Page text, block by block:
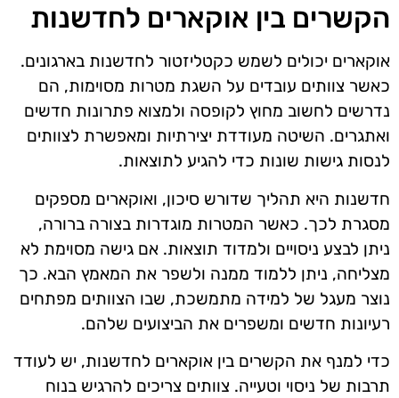
הקשרים בין אוקארים לחדשנות
אוקארים יכולים לשמש כקטליזטור לחדשנות בארגונים.
כאשר צוותים עובדים על השגת מטרות מסוימות, הם
נדרשים לחשוב מחוץ לקופסה ולמצוא פתרונות חדשים
ואתגרים. השיטה מעודדת יצירתיות ומאפשרת לצוותים
לנסות גישות שונות כדי להגיע לתוצאות.
חדשנות היא תהליך שדורש סיכון, ואוקארים מספקים
מסגרת לכך. כאשר המטרות מוגדרות בצורה ברורה,
ניתן לבצע ניסויים ולמדוד תוצאות. אם גישה מסוימת לא
מצליחה, ניתן ללמוד ממנה ולשפר את המאמץ הבא. כך
נוצר מעגל של למידה מתמשכת, שבו הצוותים מפתחים
רעיונות חדשים ומשפרים את הביצועים שלהם.
כדי למנף את הקשרים בין אוקארים לחדשנות, יש לעודד
תרבות של ניסוי וטעייה. צוותים צריכים להרגיש בנוח